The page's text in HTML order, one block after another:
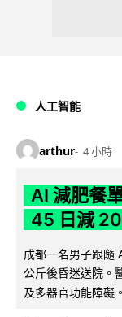
人工智能
arthur 4 小時
AI 減肥餐
45 日減
成都一名男子跟隨
公斤後昏迷送院。
及多器官功能障礙